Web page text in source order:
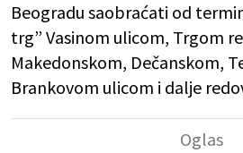
Beogradu saobraćati od
trg” Vasinom ulicom, Trgom
Makedonskom, Dečanskom,
Brankovom ulicom i dalje